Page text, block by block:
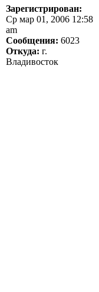
Зарегистрирован:
Ср мар 01, 2006 12:58
am
Сообщения: 6023
Откуда: г.
Владивосток